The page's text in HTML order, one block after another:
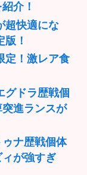
介！
超快適にな
！
定！激レア食
グドラ歴戦個
進ランスが
ゥナ歴戦個体
が強すぎ